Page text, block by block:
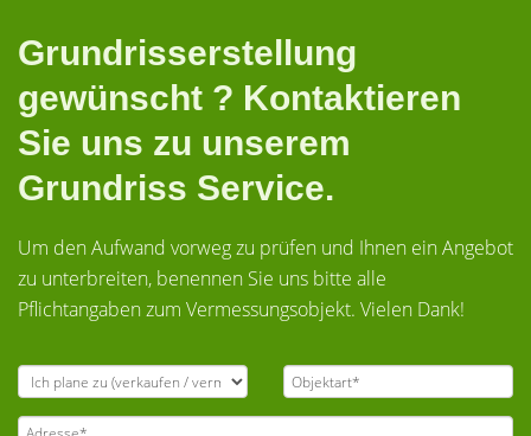
Grundrisserstellung
gewünscht ? Kontaktieren
Sie uns zu unserem
Grundriss Service.
Um den Aufwand vorweg zu prüfen und Ihnen ein Angebot
zu unterbreiten, benennen Sie uns bitte alle
Pflichtangaben zum Vermessungsobjekt. Vielen Dank!